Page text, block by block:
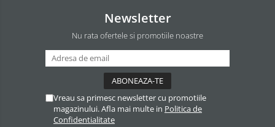
Newsletter
Nu rata ofertele si promotiile noastre
Vreau sa primesc newsletter cu promotiile
magazinului. Afla mai multe in Politica de
Confidentialitate